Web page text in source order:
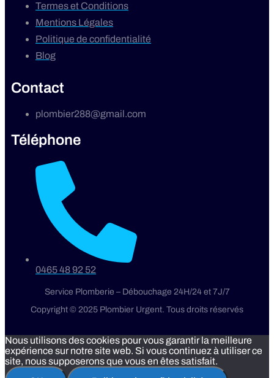
Termes et Conditions
Mentions Légales
Politique de confidentialité
Blog
Contact
plombier288@gmail.com
Téléphone
0465 48 92 52
Service Plomberie – Débouchage 24H/24 et 7J/7
Copyright © 2025 Plombier Urgent. Tous droits réservés
Nous utilisons des cookies pour vous garantir la meilleure
expérience sur notre site web. Si vous continuez à utiliser ce
site, nous supposerons que vous en êtes satisfait.